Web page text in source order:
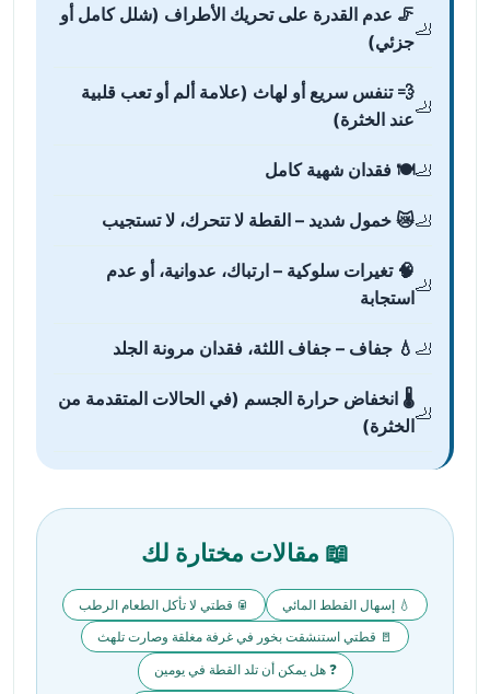
🦵 عدم القدرة على تحريك الأطراف (شلل كامل أو
جزئي)
💨 تنفس سريع أو لهاث (علامة ألم أو تعب قلبية
عند الخثرة)
🍽️ فقدان شهية كامل
😿 خمول شديد – القطة لا تتحرك، لا تستجيب
🧠 تغيرات سلوكية – ارتباك، عدوانية، أو عدم
استجابة
💧 جفاف – جفاف اللثة، فقدان مرونة الجلد
🌡️ انخفاض حرارة الجسم (في الحالات المتقدمة من
الخثرة)
📖 مقالات مختارة لك
💧 إسهال القطط المائي
🥫 قطتي لا تأكل الطعام الرطب
🚪 قطتي استنشقت بخور في غرفة مغلقة وصارت تلهث
❓ هل يمكن أن تلد القطة في يومين